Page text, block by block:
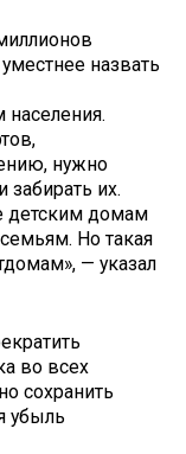
назвать
населения.
нужно
забирать их.
детским домам
Но такая
— указал
во всех
сохранить
убыль